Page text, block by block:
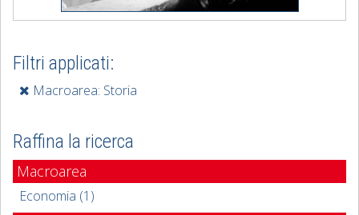
Filtri applicati:
Macroarea: Storia
Raffina la ricerca
Macroarea
Economia (1)